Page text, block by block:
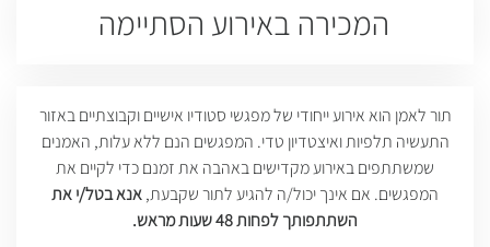
המכירה באירוע הסתיימה
תור לאמן הוא אירוע ייחודי של מפגשי סטודיו אישיים וקבוצתיים באזור
התעשיה תלפיות ואיצטדיון טדי. המפגשים הנם ללא עלות, האמנים
שמשתתפים באירוע מקדישים באהבה את זמנם כדי לקיים את
המפגשים. אם אינך יכול/ה להגיע לתור שקבעת,אנא בטל/י את
השתתפותך לפחות 48 שעות מראש.